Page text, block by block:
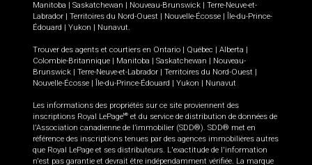
Manitoba
Saskatchewan Nouveau-Brunswick
Terre-Neuve-et-
Labrador
Territoires du Nord-Ouest Nouvelle-Écosse
Île-du-Prince-
Édouard
Yukon Nunavut.
Trouver des agents et courtiers en Ontario Québec Alberta
Colombie-Britannique
Manitoba Saskatchewan
Nouveau-
Brunswick
Terre-Neuve-et-Labrador Territoires du Nord-Ouest
Nouvelle-Écosse
Île-du-Prince-Édouard Yukon Nunavut
Les informations des propriétés sur ce site proviennent des
inscriptions Royal LePageMD et du service de distribution de données de
l'Association canadienne de l’immobilier (SDD®). SDD® met en
référence des inscriptions tenues par des agences immobilières autres
que Royal LePage et ses distributeurs. L'exactitude de l'information
n'est pas garantie et devrait être indépendamment vérifiée. La marque